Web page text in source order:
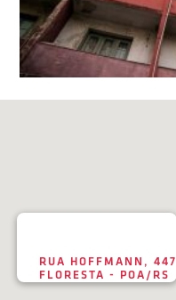
RUA HOFFMANN, 447
FLORESTA - POA/RS